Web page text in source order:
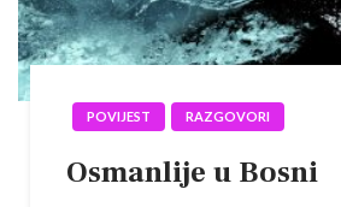
POVIJEST RAZGOVORI
Osmanlije u Bosni